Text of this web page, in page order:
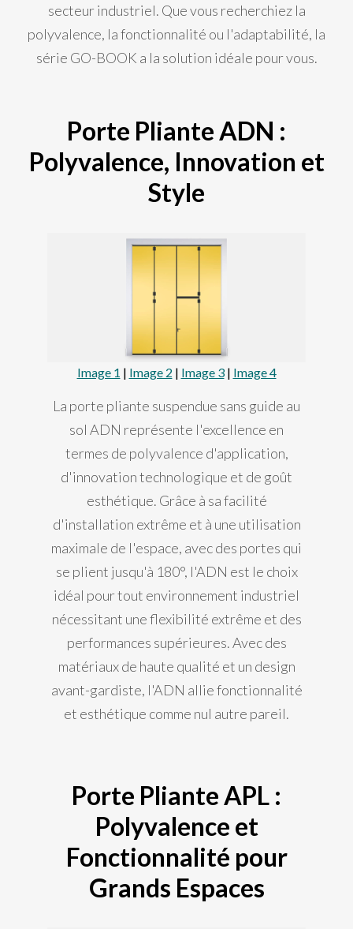
secteur industriel. Que vous recherchiez la
polyvalence, la fonctionnalité ou l'adaptabilité, la
série GO-BOOK a la solution idéale pour vous.
Porte Pliante ADN :
Polyvalence, Innovation et
Style
Image 1 | Image 2 | Image 3| Image 4
La porte pliante suspendue sans guide au
sol ADN représente l'excellence en
termes de polyvalence d'application,
d'innovation technologique et de goût
esthétique. Grâce à sa facilité
d'installation extrême et à une utilisation
maximale de l'espace, avec des portes qui
se plient jusqu'à 180°, l'ADN est le choix
idéal pour tout environnement industriel
nécessitant une flexibilité extrême et des
performances supérieures. Avec des
matériaux de haute qualité et un design
avant-gardiste, l'ADN allie fonctionnalité
et esthétique comme nul autre pareil.
Porte Pliante APL :
Polyvalence et
Fonctionnalité pour
Grands Espaces